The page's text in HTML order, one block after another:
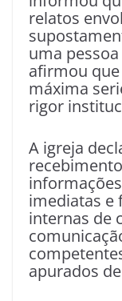
relatos
uma
afirmou
máxima
rigor
A igreja
imediatas e
internas de
apurados